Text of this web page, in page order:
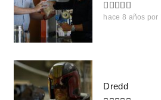
hace 8 años por
Dredd